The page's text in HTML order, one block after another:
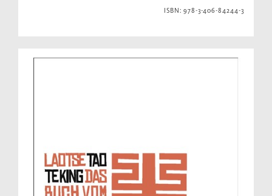
ISBN: 978-3-406-84244-3